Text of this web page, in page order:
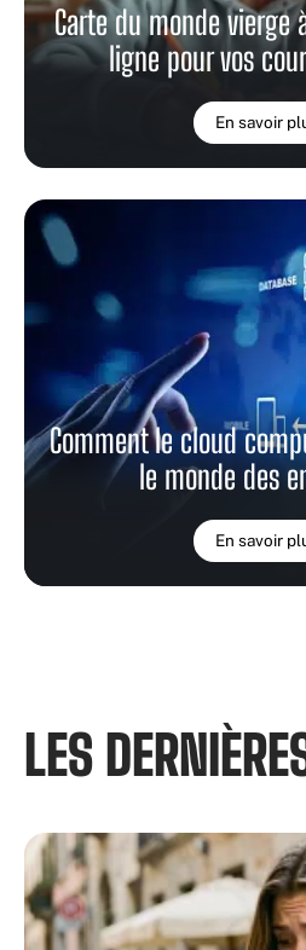
Carte du monde vierge
ligne pour vos
En savoir
Comment le cloud
le monde des
En savoir
LES